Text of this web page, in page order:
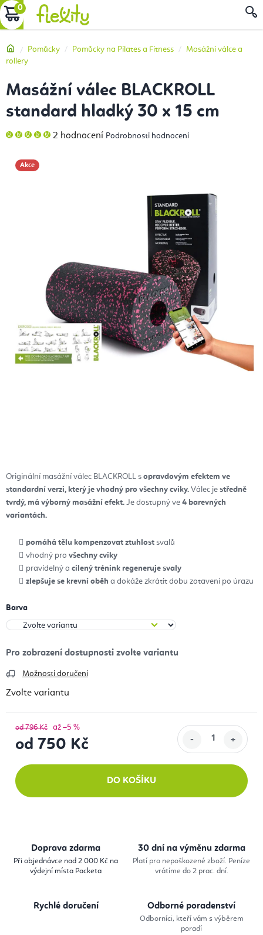
Přejít
na
NÁKUPNÍ
DomůPomůcky Pomůcky na Pilates a Fitness
Masážní válce a
rollery
Originální masážní válec BLACKROLL s opravdovým efektem ve
standardní verzi, který je vhodný pro všechny cviky. Válec je středně
tvrdý, má výborný masážní efekt. Je dostupný ve 4 barevných
variantách.
pomáhá tělu kompenzovat ztuhlost svalů
vhodný pro všechny cviky
pravidelný a cílený trénink regeneruje svaly
zlepšuje se krevní oběh a dokáže zkrátit dobu zotavení po úrazu
Barva
Možnosti doručení
Zvolte variantu
od 796 Kč až –5 %
od 750 Kč
DO KOŠÍKU
Masážní válec BLACKROLL
standard hladký 30 x 15 cm
Průměrné
hodnocení
2 hodnocení Podrobnosti hodnocení
Akce
Doprava zdarma
Při objednávce nad 2 000 Kč na
výdejní místa Packeta
30 dní na výměnu zdarma
Platí pro nepoškozené zboží. Peníze
vrátíme do 2 prac. dní.
Rychlé doručení Odborné poradenství
Odborníci, kteří vám s výběrem
poradí